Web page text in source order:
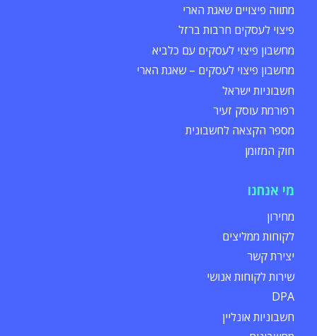
מתווה פיצויים שאגת הארי
פיצוי לעסקים חרבות ברזל
מחשבון פיצוי לעסקים עם כלביא
מחשבון פיצוי לעסקים – שאגת הארי
חשבוניות ישראל
רפורמת עוסק זעיר
מספר הקצאה לחשבונית
חוק המזומן
מי אנחנו
מחירון
לקוחות ממליצים
יצירת קשר
שירות לקוחות אנושי
DPA
חשבוניות אונליין